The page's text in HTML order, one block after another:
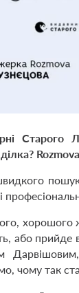
Старого
або прийде
так